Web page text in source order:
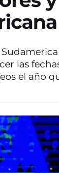
las
el año